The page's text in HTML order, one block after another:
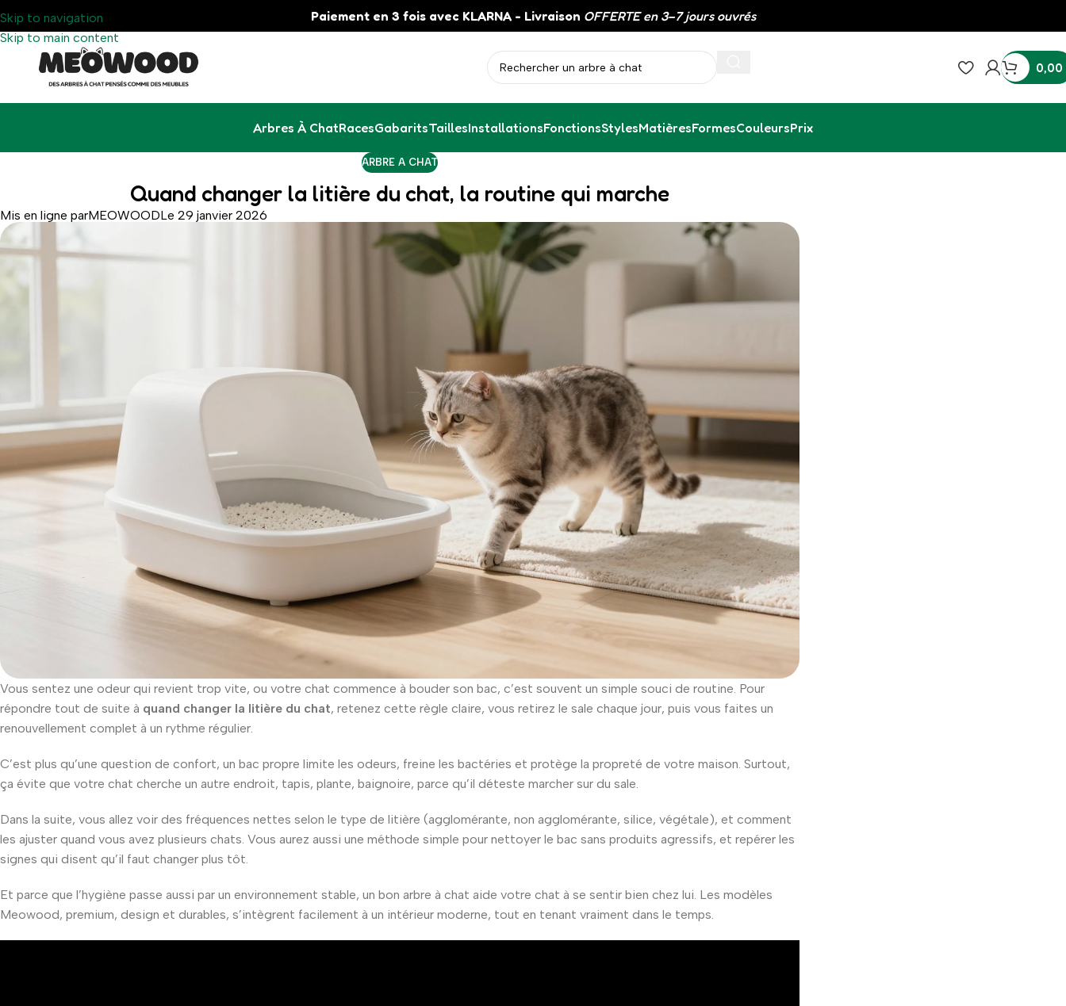
Skip to navigation
Skip to main content
Paiement en 3 fois avec KLARNA - Livraison OFFERTE en 3–7 jours ouvrés
0,00
Arbres À ChatRacesGabaritsTaillesInstallationsFonctionsStylesMatièresFormesCouleursPrix
ARBRE A CHAT
Quand changer la litière du chat, la routine qui marche
Mis en ligne parMEOWOODLe 29 janvier 2026
Vous sentez une odeur qui revient trop vite, ou votre chat commence à bouder son bac, c’est souvent un simple souci de routine. Pour
répondre tout de suite à quand changer la litière du chat, retenez cette règle claire, vous retirez le sale chaque jour, puis vous faites un
renouvellement complet à un rythme régulier.
C’est plus qu’une question de confort, un bac propre limite les odeurs, freine les bactéries et protège la propreté de votre maison. Surtout,
ça évite que votre chat cherche un autre endroit, tapis, plante, baignoire, parce qu’il déteste marcher sur du sale.
Dans la suite, vous allez voir des fréquences nettes selon le type de litière (agglomérante, non agglomérante, silice, végétale), et comment
les ajuster quand vous avez plusieurs chats. Vous aurez aussi une méthode simple pour nettoyer le bac sans produits agressifs, et repérer les
signes qui disent qu’il faut changer plus tôt.
Et parce que l’hygiène passe aussi par un environnement stable, un bon arbre à chat aide votre chat à se sentir bien chez lui. Les modèles
Meowood, premium, design et durables, s’intègrent facilement à un intérieur moderne, tout en tenant vraiment dans le temps.